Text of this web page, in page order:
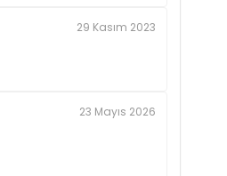
29 Kasım 2023
23 Mayıs 2026